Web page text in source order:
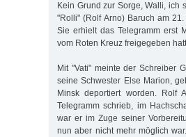
Kein Grund zur Sorge, Walli, ich
"Rolli" (Rolf Arno) Baruch am
Sie erhielt das Telegramm erst
vom Roten Kreuz freigegeben
Mit "Vati" meinte der Schreiber
seine Schwester Else Marion,
Minsk deportiert worden. Rolf
Telegramm schrieb, im
war er im Zuge seiner
nun aber nicht mehr möglich